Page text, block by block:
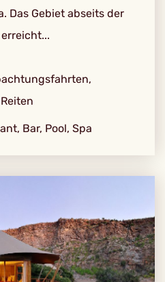
Das Gebiet abseits der
Bar, Pool, Spa